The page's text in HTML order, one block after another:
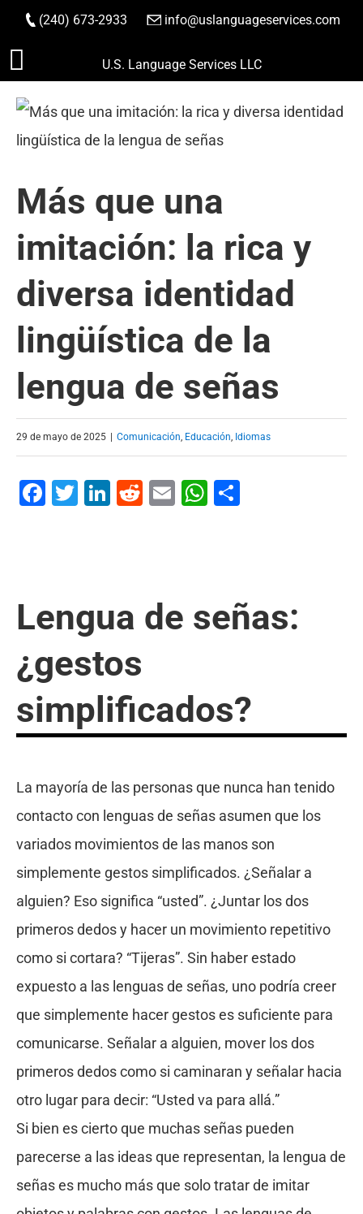
Saltar
contenido
(240) 673-2933 info@uslanguageservices.com
HACER PEDIDO
U.S. Language Services LLC
Más que una
imitación: la rica y
diversa identidad
lingüística de la
lengua de señas
29 de mayo de 2025 Comunicación, Educación, Idiomas
Facebook
Twitter
LinkedIn
Reddit
EmailWhatsApp
Lengua de señas:
¿gestos
simplificados?
La mayoría de las personas que nunca han tenido
contacto con lenguas de señas asumen que los
variados movimientos de las manos son
simplemente gestos simplificados. ¿Señalar a
alguien? Eso significa “usted”. ¿Juntar los dos
primeros dedos y hacer un movimiento repetitivo
como si cortara? “Tijeras”. Sin haber estado
expuesto a las lenguas de señas, uno podría creer
que simplemente hacer gestos es suficiente para
comunicarse. Señalar a alguien, mover los dos
primeros dedos como si caminaran y señalar hacia
otro lugar para decir: “Usted va para allá.”
Si bien es cierto que muchas señas pueden
parecerse a las ideas que representan, la lengua de
señas es mucho más que solo tratar de imitar